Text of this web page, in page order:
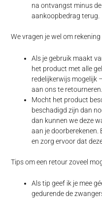
na ontvangst minus
aankoopbedrag terug.
We vragen je wel om
Als je gebruik maakt
het product met alle
redelijkerwijs mogelijk
aan ons te retourneren.
Mocht het product
beschadigd zijn dan
dan kunnen we deze
aan je
en zorg ervoor dat
Tips om een retour zoveel
Als tip geef ik je mee g
gedurende de